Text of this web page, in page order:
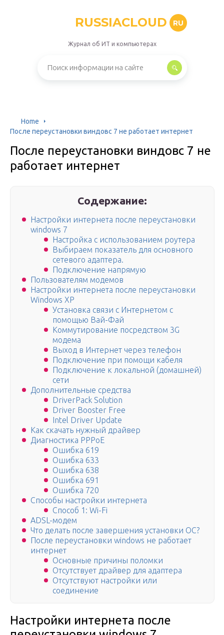
RUSSIACLOUD RU
Журнал об ИТ и компьютерах
Home
После переустановки виндовс 7 не работает интернет
После переустановки виндовс 7 не
работает интернет
Содержание:
Настройки интернета после переустановки
windows 7
Настройка с использованием роутера
Выбираем показатель для основного
сетевого адаптера.
Подключение напрямую
Пользователям модемов
Настройки интернета после переустановки
Windows ХР
Установка связи с Интернетом с
помощью Вай-Фай
Коммутирование посредством 3G
модема
Выход в Интернет через телефон
Подключение при помощи кабеля
Подключение к локальной (домашней)
сети
Дополнительные средства
DriverPack Solution
Driver Booster Free
Intel Driver Update
Как скачать нужный драйвер
Диагностика PPPoE
Ошибка 619
Ошибка 633
Ошибка 638
Ошибка 691
Ошибка 720
Способы настройки интернета
Способ 1: Wi-Fi
ADSL-модем
Что делать после завершения установки ОС?
После переустановки windows не работает
интернет
Основные причины поломки
Отсутствует драйвер для адаптера
Отсутствуют настройки или
соединение
Настройки интернета после